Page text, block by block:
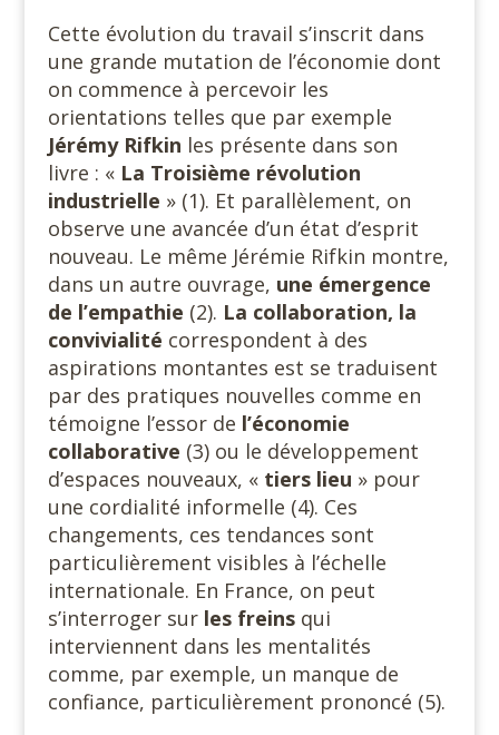
Cette évolution du travail s’inscrit dans
une grande mutation de l’économie dont
on commence à percevoir les
orientations telles que par exemple
Jérémy Rifkin les présente dans son
livre : « La Troisième révolution
industrielle » (1). Et parallèlement, on
observe une avancée d’un état d’esprit
nouveau. Le même Jérémie Rifkin montre,
dans un autre ouvrage, une émergence
de l’empathie (2). La collaboration, la
convivialité correspondent à des
aspirations montantes est se traduisent
par des pratiques nouvelles comme en
témoigne l’essor de l’économie
collaborative (3) ou le développement
d’espaces nouveaux, « tiers lieu » pour
une cordialité informelle (4). Ces
changements, ces tendances sont
particulièrement visibles à l’échelle
internationale. En France, on peut
s’interroger sur les freinsqui
interviennent dans les mentalités
comme, par exemple, un manque de
confiance, particulièrement prononcé (5).